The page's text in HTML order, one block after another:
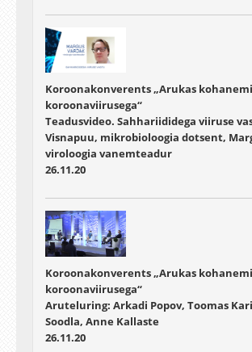
Koroonakonverents „Arukas
koroonaviirusega“
Teadusvideo. Sahhariididega viiruse
Visnapuu, mikrobioloogia dotsent,
viroloogia vanemteadur
26.11.20
Koroonakonverents „Arukas
koroonaviirusega“
Aruteluring: Arkadi Popov, Toomas
Soodla, Anne Kallaste
26.11.20